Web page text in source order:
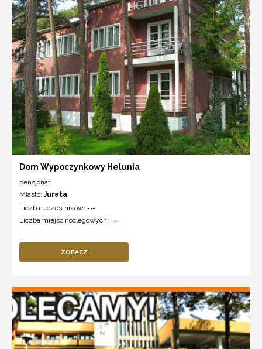
Dom Wypoczynkowy Helunia
pensjonat
Miasto:Jurata
Liczba uczestników: ---
Liczba miejsc noclegowych: ---
ZOBACZ